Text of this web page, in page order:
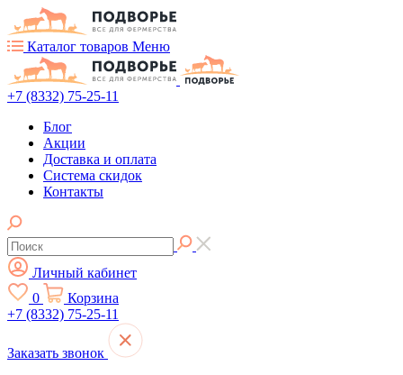
Каталог товаров Меню
+7 (8332) 75-25-11
Блог
Акции
Доставка и оплата
Система скидок
Контакты
Личный кабинет
0
Корзина
+7 (8332) 75-25-11
Заказать звонок